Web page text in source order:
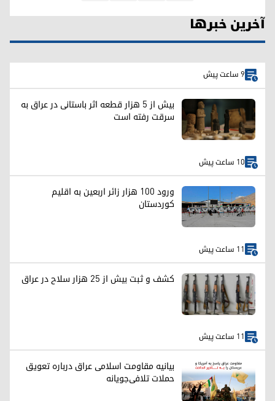
آخرین خبرها
9 ساعت پیش
بیش از ۵ هزار قطعه اثر باستانی در عراق به
سرقت رفته است
10 ساعت پیش
ورود ۱۰۰ هزار زائر اربعین به اقلیم
کوردستان
11 ساعت پیش
کشف و ثبت بیش از ۲۵ هزار سلاح در عراق
11 ساعت پیش
بیانیه مقاومت اسلامی عراق درباره تعویق
حملات تلافی‌جویانه